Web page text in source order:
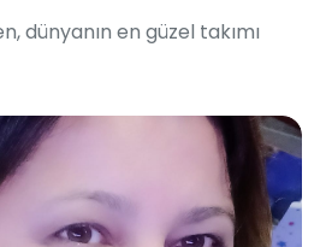
dünyanın en güzel takımı